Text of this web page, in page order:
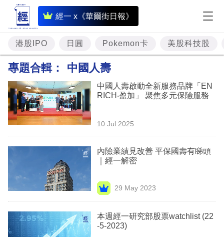
經一 x《華爾街日報》
即
時
財
經
題
投
資
樓
市
理
商
業
港股IPO 日圓 Pokemon卡 美股科技股
專題合輯： 中國人壽
中國人壽啟動全新服務品牌「EN
RICH‧盈加」 聚焦多元保險服務
10 Jul 2025
內險業績見改善 平保國壽有睇頭
｜經一解密
29 May 2023
本週經一研究部股票watchlist (22
-5-2023)